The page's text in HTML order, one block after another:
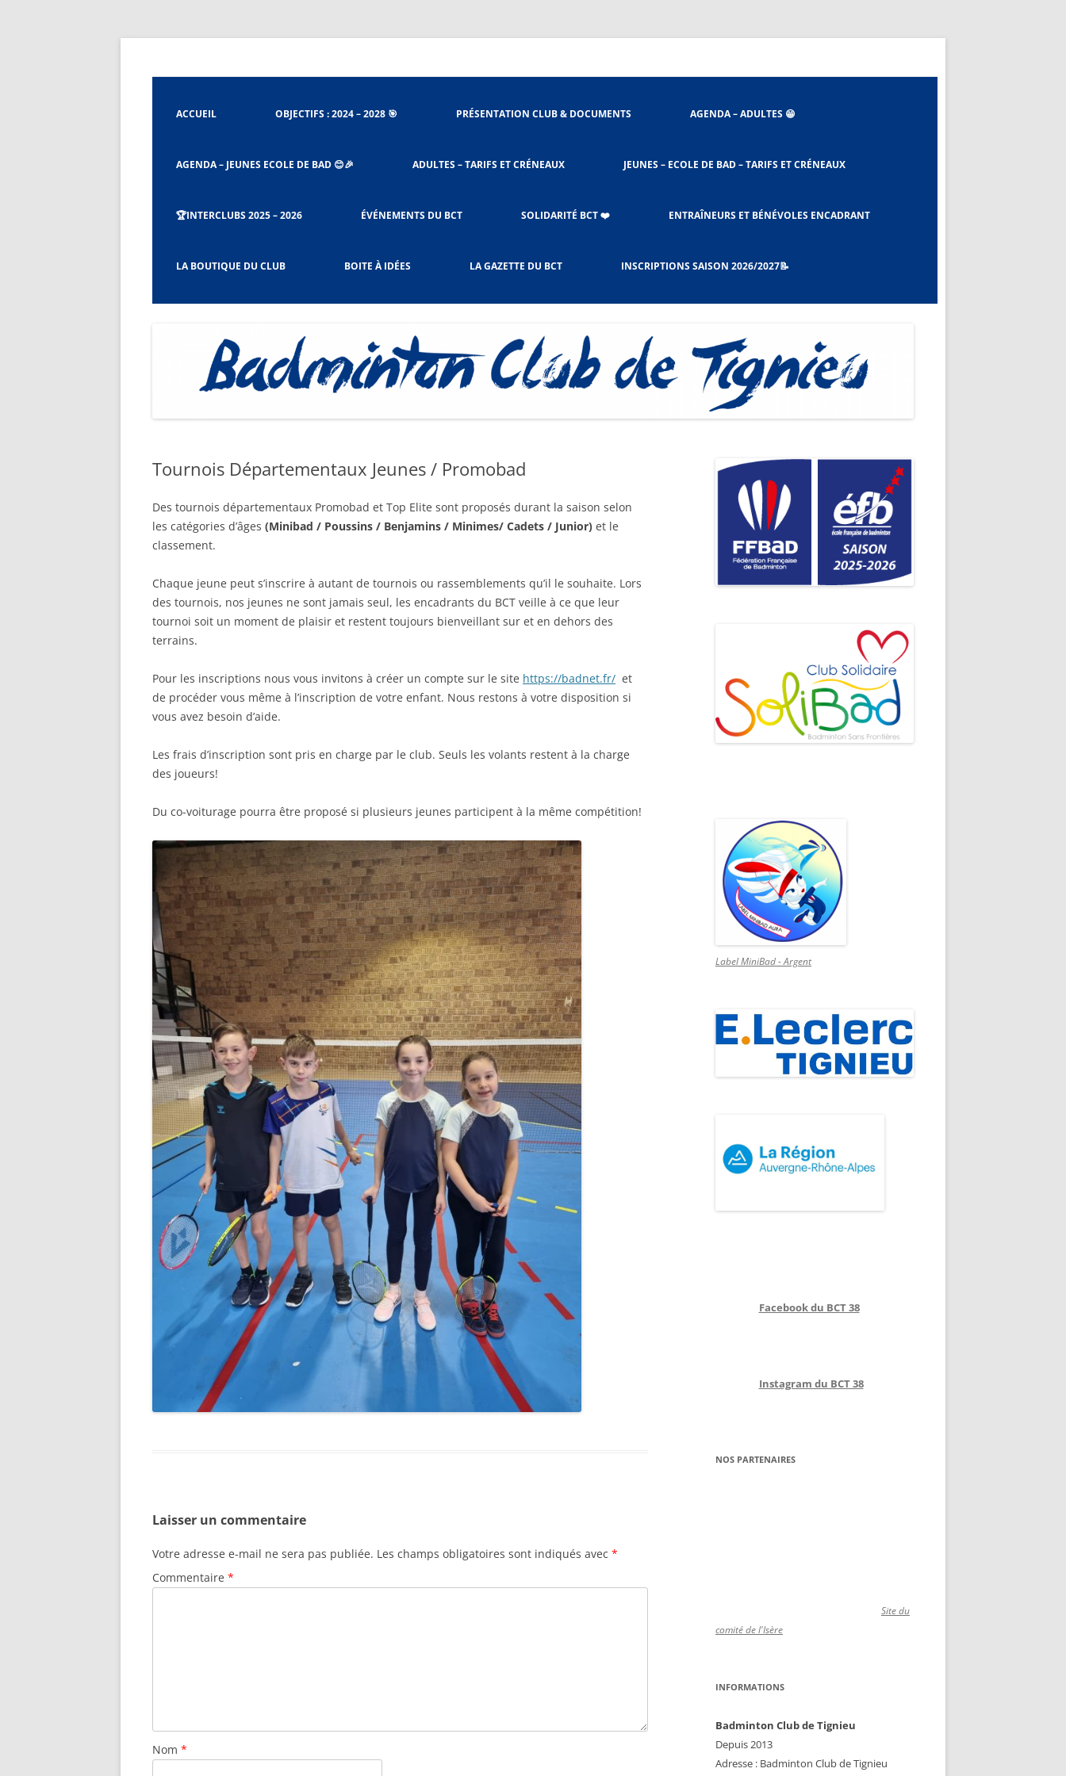
Aller
Badminton Club Tignieu
ACCUEIL OBJECTIFS : 2024 – 2028 🎯 PRÉSENTATION CLUB & DOCUMENTS
LE RÈGLEMENT INTÉRIEUR
ADULTES & JEUNES
LES CRÉNEAUX ET TARIFS
RESPONSABLES CRÉNEAUX –
PROCÉDURE
AGENDA – ADULTES 😁
AGENDA – JEUNES ECOLE DE BAD 😊🎉 ADULTES – TARIFS ET CRÉNEAUX JEUNES – ECOLE DE BAD – TARIFS ET CRÉNEAUX
🏆INTERCLUBS 2025 – 2026 ÉVÉNEMENTS DU BCT SOLIDARITÉ BCT ❤️ ENTRAÎNEURS ET BÉNÉVOLES ENCADRANT
LA BOUTIQUE DU CLUB BOITE À IDÉES LA GAZETTE DU BCT INSCRIPTIONS SAISON 2026/2027📝
Tournois Départementaux Jeunes / Promobad
Des tournois départementaux Promobad et Top Elite sont proposés durant la saison selon
les catégories d’âges (Minibad / Poussins / Benjamins / Minimes/ Cadets / Junior) et le
classement.
Chaque jeune peut s’inscrire à autant de tournois ou rassemblements qu’il le souhaite. Lors
des tournois, nos jeunes ne sont jamais seul, les encadrants du BCT veille à ce que leur
tournoi soit un moment de plaisir et restent toujours bienveillant sur et en dehors des
terrains.
Pour les inscriptions nous vous invitons à créer un compte sur le site https://badnet.fr/ et
de procéder vous même à l’inscription de votre enfant. Nous restons à votre disposition si
vous avez besoin d’aide.
Les frais d’inscription sont pris en charge par le club. Seuls les volants restent à la charge
des joueurs!
Du co-voiturage pourra être proposé si plusieurs jeunes participent à la même compétition!
Laisser un commentaire
Votre adresse e-mail ne sera pas publiée. Les champs obligatoires sont indiqués avec *
Commentaire *
Nom *
Label MiniBad - Argent
Facebook du BCT 38
Instagram du BCT 38
NOS PARTENAIRES
Site du
comité de l'Isère
INFORMATIONS
Badminton Club de Tignieu
Depuis 2013
Adresse : Badminton Club de Tignieu